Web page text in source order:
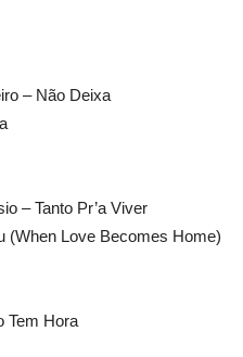
– Não Deixa
– Tanto Pr’a Viver
(When Love Becomes Home)
Tem Hora